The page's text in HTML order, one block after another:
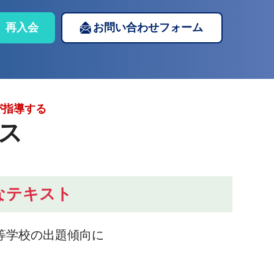
再入会 お問い合わせフォーム
導する
テキスト
学校の出題傾向に